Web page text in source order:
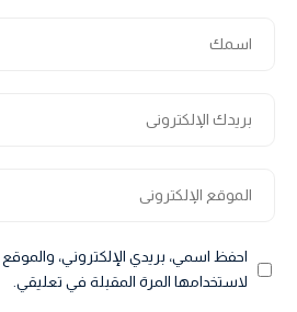
احفظ اسمي، بريدي الإلكتروني،
لاستخدامها المرة المقبلة في تعليقي.